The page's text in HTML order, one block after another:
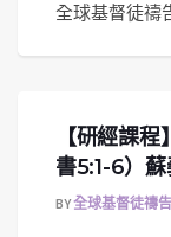
全球基督徒禱
【研經課
書5:1-6）
BY全球基督徒禱